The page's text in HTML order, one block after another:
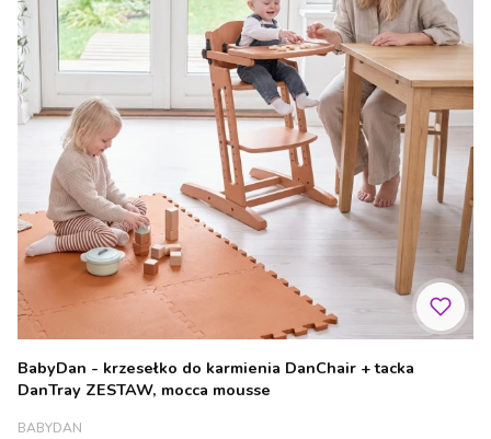
BabyDan - krzesełko do karmienia DanChair + tacka
DanTray ZESTAW, mocca mousse
PRODUCENT
BABYDAN